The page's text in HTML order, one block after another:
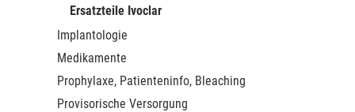
Ersatzteile Ivoclar
Implantologie
Medikamente
Prophylaxe, Patienteninfo, Bleaching
Provisorische Versorgung